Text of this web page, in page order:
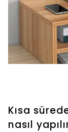
Kısa
nasıl